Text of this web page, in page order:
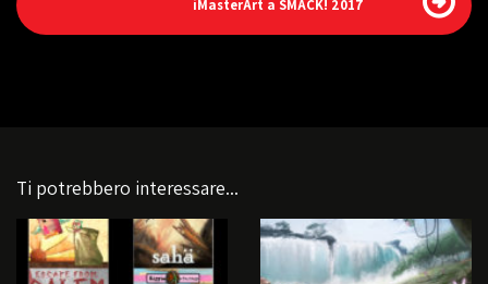
iMasterArt a SMACK! 2017
Ti potrebbero interessare...